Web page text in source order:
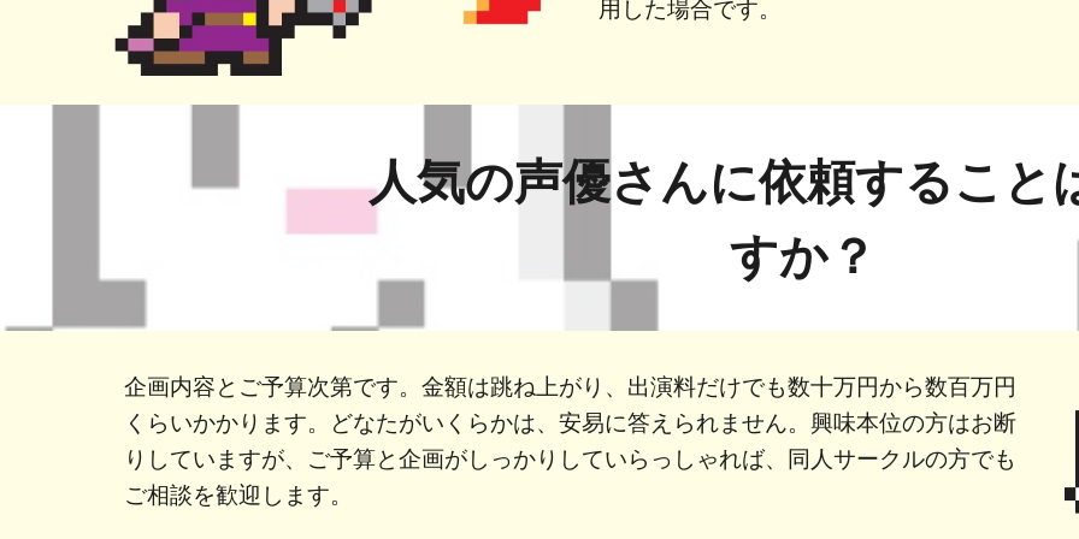
用した場合です。
人気の声優さんに依頼すること
すか？
企画内容とご予算次第です。金額は跳ね上がり、出演料だけでも数十万円から数百万円
くらいかかります。どなたがいくらかは、安易に答えられません。興味本位の方はお断
りしていますが、ご予算と企画がしっかりしていらっしゃれば、同人サークルの方でも
ご相談を歓迎します。